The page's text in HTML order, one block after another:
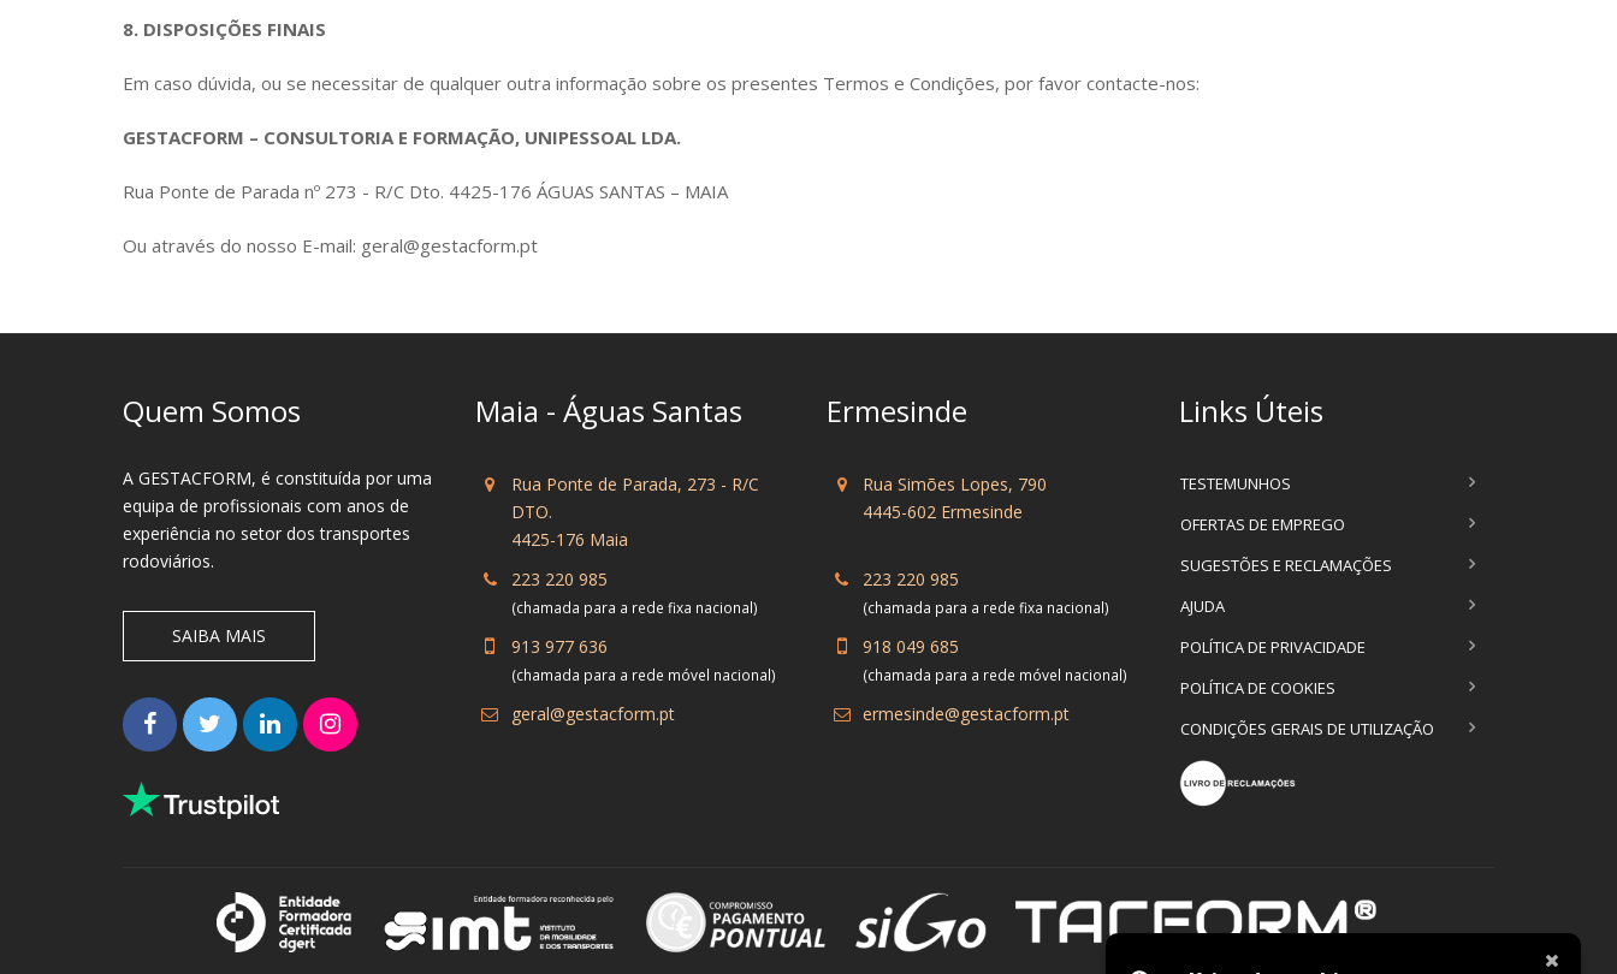
8. DISPOSIÇÕES FINAIS
Em caso dúvida, ou se necessitar de qualquer outra informação sobre os presentes Termos e Condições, por favor contacte-nos:
GESTACFORM – CONSULTORIA E FORMAÇÃO, UNIPESSOAL LDA.
Rua Ponte de Parada nº 273 - R/C Dto. 4425-176 ÁGUAS SANTAS – MAIA
Ou através do nosso E-mail: geral@gestacform.pt
Quem Somos
A GESTACFORM, é constituída por uma
equipa de profissionais com anos de
experiência no setor dos transportes
rodoviários.
SAIBA MAIS
Maia - Águas Santas
Rua Ponte de Parada, 273 - R/C
DTO.
4425-176 Maia
223 220 985
(chamada para a rede fixa nacional)
913 977 636
(chamada para a rede móvel nacional)
geral@gestacform.pt
Ermesinde
Rua Simões Lopes, 790
4445-602 Ermesinde
223 220 985
(chamada para a rede fixa nacional)
918 049 685
(chamada para a rede móvel nacional)
ermesinde@gestacform.pt
Links Úteis
TESTEMUNHOS
OFERTAS DE EMPREGO
SUGESTÕES E RECLAMAÇÕES
AJUDA
POLÍTICA DE PRIVACIDADE
POLÍTICA DE COOKIES
CONDIÇÕES GERAIS DE UTILIZAÇÃO